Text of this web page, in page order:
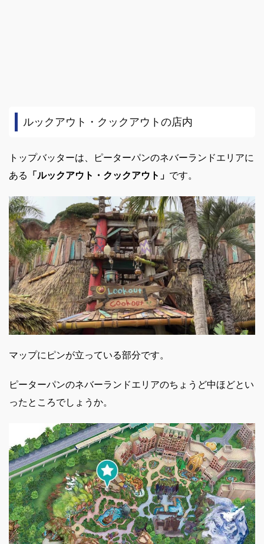
ルックアウト・クックアウトの店内
トップバッターは、ピーターパンのネバーランドエリアに
ある
「ルックアウト・クックアウト」 です。
マップにピンが立っている部分です。
ピーターパンのネバーランドエリアのちょうど中ほどとい
ったところでしょうか。